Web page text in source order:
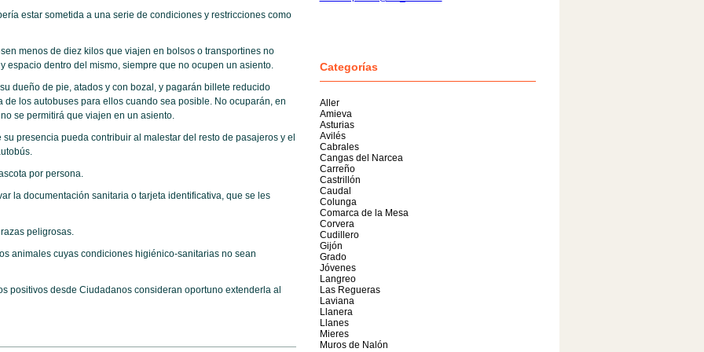
estar sometida a una serie de condiciones y restricciones como
menos de diez kilos que viajen en bolsos o transportines no
espacio dentro del mismo, siempre que no ocupen un asiento.
de pie, atados y con bozal, y pagarán billete reducido
los autobuses para ellos cuando sea posible. No ocuparán, en
se permitirá que viajen en un asiento.
presencia pueda contribuir al malestar del resto de pasajeros y el
por persona.
documentación sanitaria o tarjeta identificativa, que se les
peligrosas.
cuyas condiciones higiénico-sanitarias no sean
positivos desde Ciudadanos consideran oportuno extenderla al
Categorías
Aller
Amieva
Asturias
Avilés
Cabrales
Cangas del Narcea
Carreño
Castrillón
Caudal
Colunga
Comarca de la Mesa
Corvera
Cudillero
Gijón
Grado
Jóvenes
Langreo
Las Regueras
Laviana
Llanera
Llanes
Mieres
Muros de Nalón